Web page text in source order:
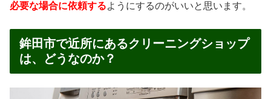
必要な場合に依頼するようにするのがいいと思います。
鉾田市で近所にあるクリーニングショップ
は、どうなのか？